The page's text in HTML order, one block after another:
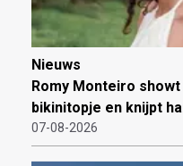
Nieuws
Romy Monteiro
bikinitopje en knijpt
07-08-2026